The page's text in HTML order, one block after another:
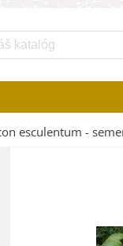
esculentum -